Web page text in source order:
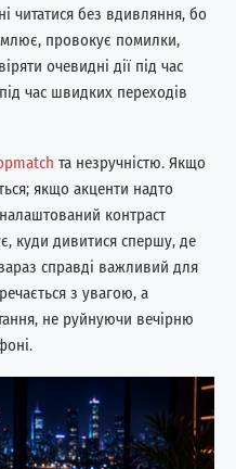
читатися без вдивляння, бо
провокує помилки,
очевидні дії під час
час швидких переходів
та незручністю. Якщо
якщо акценти надто
контраст
куди дивитися спершу, де
справді важливий для
з увагою, а
не руйнуючи вечірню